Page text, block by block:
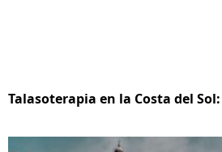
Talasoterapia en la Costa del